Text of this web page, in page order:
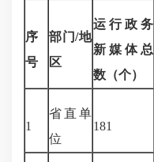
序
号
部门/地
区
运行政务
新媒体 总
数 （个）
1
省直单
位
181